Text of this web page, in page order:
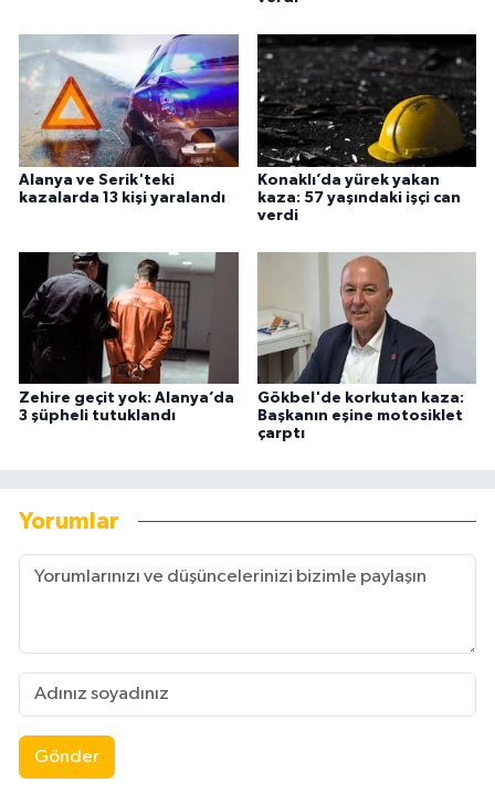
Alanya ve Serik'teki
kazalarda 13 kişi yaralandı
Konaklı’da yürek yakan
kaza: 57 yaşındaki işçi can
verdi
Zehire geçit yok: Alanya’da
3 şüpheli tutuklandı
Gökbel'de korkutan kaza:
Başkanın eşine motosiklet
çarptı
Yorumlar
Gönder